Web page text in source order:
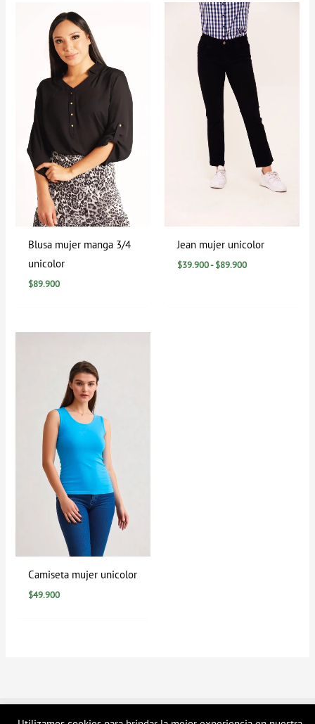
Blusa mujer manga 3/4
unicolor
$89.900
Jean mujer unicolor
$39.900- $89.900
Rango
de
precios:
desde
$39.900
hasta
$89.900
Camiseta mujer unicolor
$49.900
Copyright © 2026 Tienda en linea LyH